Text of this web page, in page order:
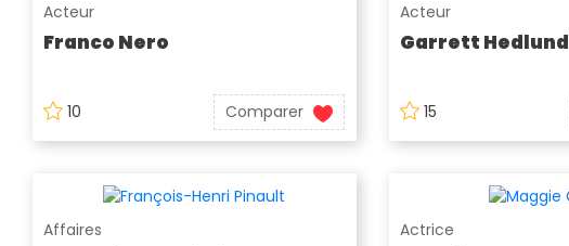
Acteur
Franco Nero
10 Comparer
Acteur
Garrett Hedlund
15
Affaires Actrice